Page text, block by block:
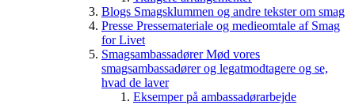
Blogs Smagsklummen og andre tekster om smag
Presse Pressemateriale og medieomtale af Smag
for Livet
SmagsambassadørerMød vores
smagsambassadører og legatmodtagere og se,
hvad de laver
Eksemper på ambassadørarbejde